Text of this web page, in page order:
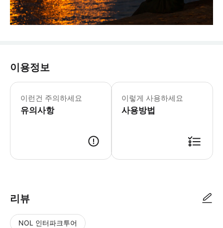
이용정보
이런건 주의하세요
유의사항
☝️ 꼭 알아두세요 - 개별 여행자 보험
이렇게 사용하세요
사용방법
리뷰
NOL 인터파크투어